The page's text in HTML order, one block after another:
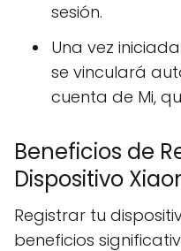
sesión.
Una vez
se vinculará
cuenta de Mi,
Beneficios de
Dispositivo
Registrar tu
beneficios